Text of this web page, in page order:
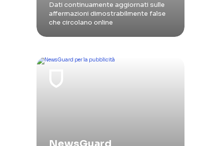
Dati continuamente aggiornati sulle
affermazioni dimostrabilmente false
che circolano online